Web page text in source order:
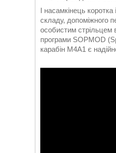
І насамкінець
складу, допоміжного
особистим стрільцем
програми SOPMOD
карабін М4А1 є